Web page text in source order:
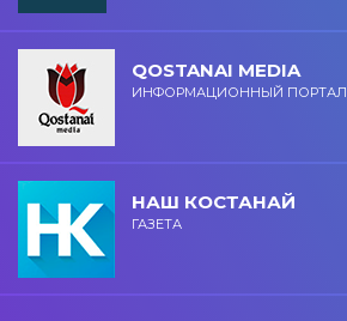
QOSTANAI MEDIA
ИНФОРМАЦИОННЫЙ ПОРТАЛ
НАШ КОСТАНАЙ
ГАЗЕТА